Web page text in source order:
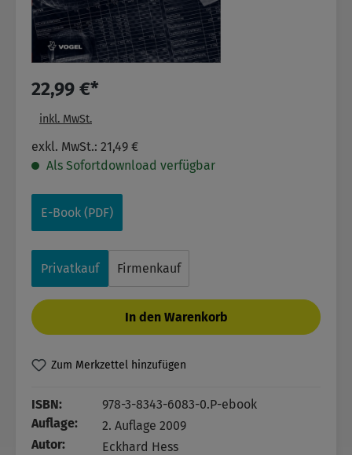
22,99 €*
inkl. MwSt.
exkl. MwSt.: 21,49 €
Als Sofortdownload verfügbar
E-Book (PDF)
Privatkauf Firmenkauf
In den Warenkorb
Zum Merkzettel hinzufügen
ISBN:
Auflage:
2. Auflage 2009
Autor:
Eckhard Hess
978-3-8343-6083-0.P-ebook